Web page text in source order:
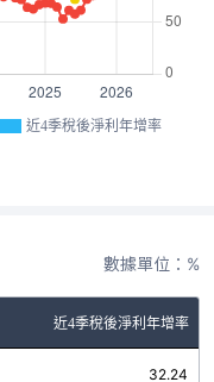
近4季稅後淨利年增率
數據單位：%
近4季稅後淨利年增率
32.24